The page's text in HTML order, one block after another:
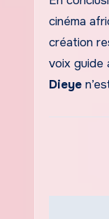
cinéma
création
voix guide
Dieye